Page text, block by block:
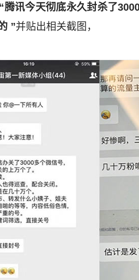
“腾讯今天彻底永久封杀了
”并贴出相关截图，